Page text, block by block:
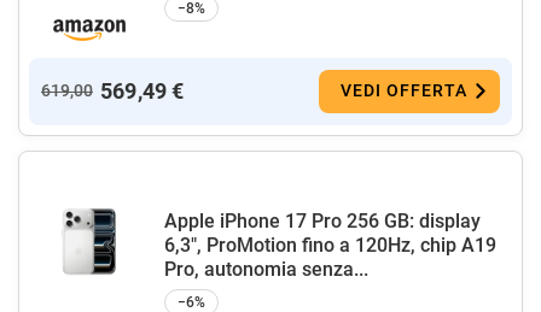
−8%
619,00 569,49 € VEDI OFFERTA
Apple iPhone 17 Pro 256 GB: display
6,3", ProMotion fino a 120Hz, chip A19
Pro, autonomia senza...
−6%